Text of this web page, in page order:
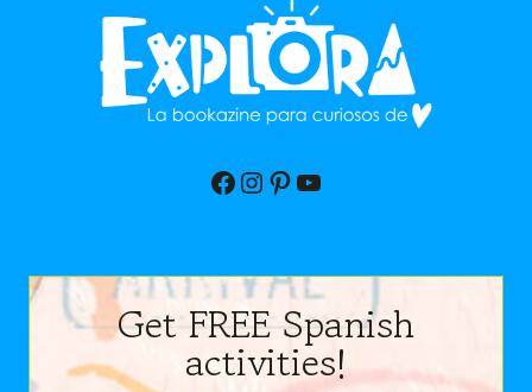
Facebook
Instagram
Pinterest
YouTube
Get FREE Spanish
activities!